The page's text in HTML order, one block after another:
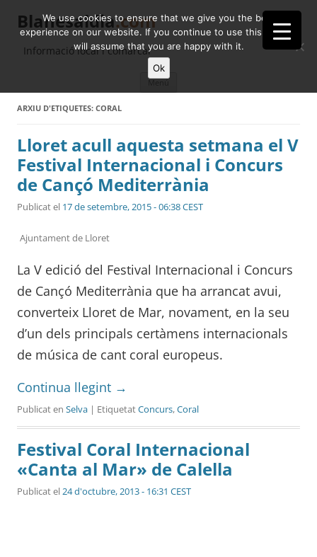
Blanesaldia.com
Informació local i comarcal
contingut
ARXIU D'ETIQUETES: CORAL
Lloret acull aquesta setmana el V
Festival Internacional i Concurs
de Cançó Mediterrània
Publicat el 17 de setembre, 2015 - 06:38 CEST
Ajuntament de Lloret
La V edició del Festival Internacional i Concurs
de Cançó Mediterrània que ha arrancat avui,
converteix Lloret de Mar, novament, en la seu
d’un dels principals certàmens internacionals
de música de cant coral europeus.
Continua llegint →
Publicat en Selva | EtiquetatConcurs,Coral
Festival Coral Internacional
«Canta al Mar» de Calella
Publicat el24 d'octubre, 2013 - 16:31 CEST
We use cookies to ensure that we give you the best
experience on our website. If you continue to use this site we
will assume that you are happy with it.
Ok